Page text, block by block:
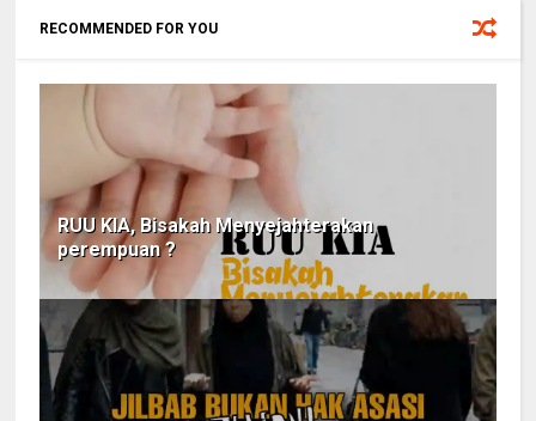
RECOMMENDED FOR YOU
RUU KIA, Bisakah Menyejahterakan
perempuan ?